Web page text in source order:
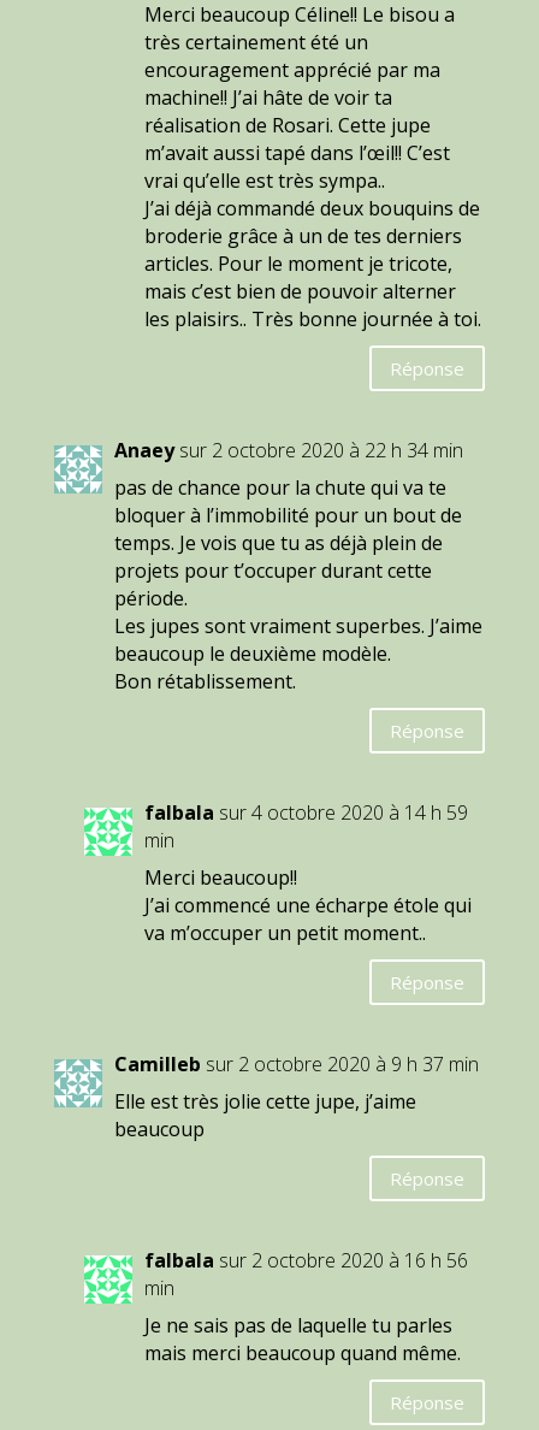
Merci beaucoup Céline!! Le bisou a
très certainement été un
encouragement apprécié par ma
machine!! J’ai hâte de voir ta
réalisation de Rosari. Cette jupe
m’avait aussi tapé dans l’œil!! C’est
vrai qu’elle est très sympa..
J’ai déjà commandé deux bouquins de
broderie grâce à un de tes derniers
articles. Pour le moment je tricote,
mais c’est bien de pouvoir alterner
les plaisirs.. Très bonne journée à toi.
Réponse
Anaey sur 2 octobre 2020 à 22 h 34 min
pas de chance pour la chute qui va te
bloquer à l’immobilité pour un bout de
temps. Je vois que tu as déjà plein de
projets pour t’occuper durant cette
période.
Les jupes sont vraiment superbes. J’aime
beaucoup le deuxième modèle.
Bon rétablissement.
Réponse
falbala sur 4 octobre 2020 à 14 h 59
min
Merci beaucoup!!
J’ai commencé une écharpe étole qui
va m’occuper un petit moment..
Réponse
Camilleb sur 2 octobre 2020 à 9 h 37 min
Elle est très jolie cette jupe, j’aime
beaucoup
Réponse
falbala sur 2 octobre 2020 à 16 h 56
min
Je ne sais pas de laquelle tu parles
mais merci beaucoup quand même.
Réponse